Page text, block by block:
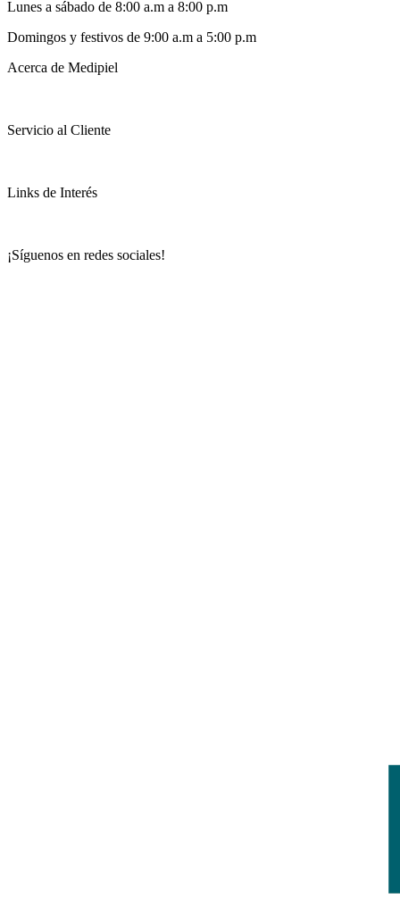
Lunes a sábado de 8:00 a.m a 8:00 p.m
Domingos y festivos de 9:00 a.m a 5:00 p.m
Acerca de Medipiel
Servicio al Cliente
Links de Interés
¡Síguenos en redes sociales!